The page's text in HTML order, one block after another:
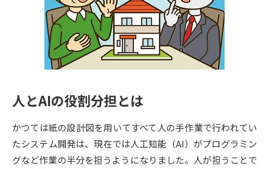
留学・進学関連、塾・予備校
大学入学共通テスト「受験案
内」の請求
大学入学共通テスト「受験上の
配慮案内」の請求
高等学校卒業程度認定試験
幼稚園教員資格認定試験
高等学校（情報）教員資格認定
試験
人とAIの役割分担とは
かつては紙の設計図を用いてすべて人の手作業で行われてい
たシステム開発は、現在では人工知能（AI）がプログラミン
グなど作業の半分を担うようになりました。人が担うことで